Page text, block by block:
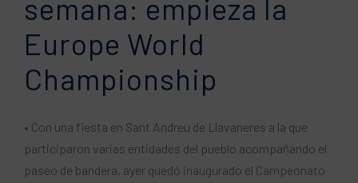
semana: empieza la
Europe World
Championship
• Con una fiesta en Sant Andreu de Llavaneres a la que
participaron varias entidades del pueblo acompañando el
paseo de bandera, ayer quedó inaugurado el Campeonato